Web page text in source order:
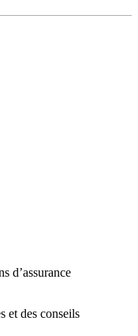
d’assurance
et des conseils